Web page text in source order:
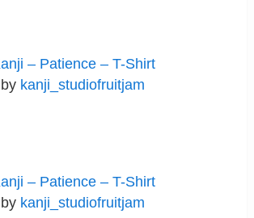
– Patience – T-Shirt
by kanji_studiofruitjam
– Patience – T-Shirt
by kanji_studiofruitjam